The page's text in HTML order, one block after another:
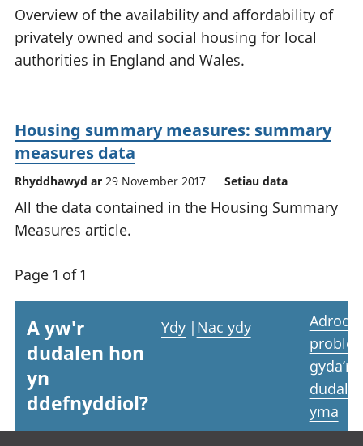
pensiynau ac
ymddiriedolaethau
Cyfrifon gwladol
Cyfrifon
Overview of the availability and affordability of
privately owned and social housing for local
authorities in England and Wales.
Housing summary measures: summary
measures data
Rhyddhawyd ar 29 November 2017 Setiau data
All the data contained in the Housing Summary
Measures article.
Page 1 of 1
A yw'r
dudalen hon
yn
ddefnyddiol?
Ydy | Nac ydy
Adrodd
gyda’r
yma